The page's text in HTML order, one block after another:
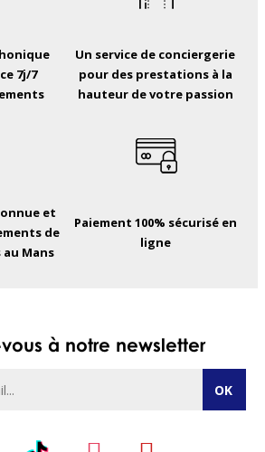
7j/7
Un service de conciergerie
pour des prestations à la
hauteur de votre passion
et
de
Mans
Paiement 100% sécurisé en
ligne
à notre newsletter